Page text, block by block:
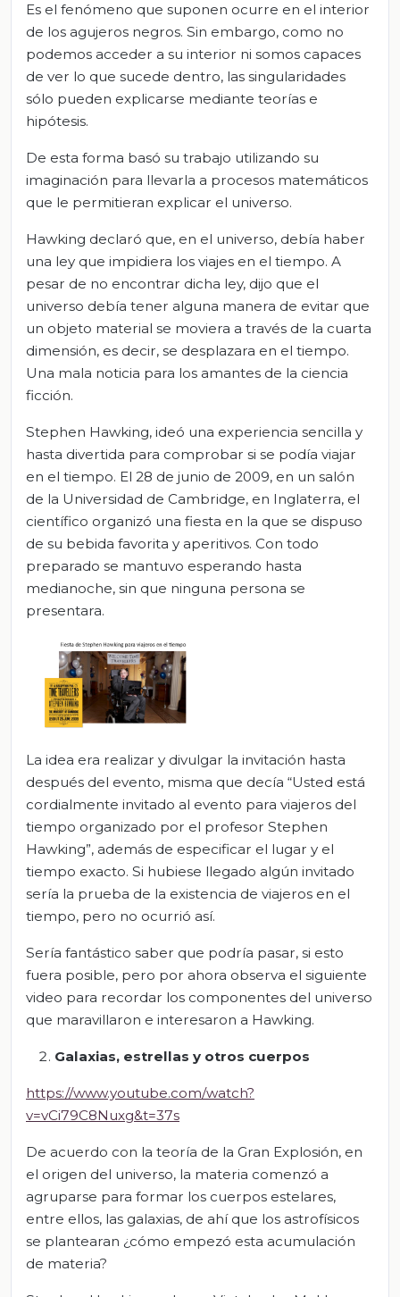
Es el fenómeno que suponen ocurre en el interior
de los agujeros negros. Sin embargo, como no
podemos acceder a su interior ni somos capaces
de ver lo que sucede dentro, las singularidades
sólo pueden explicarse mediante teorías e
hipótesis.
De esta forma basó su trabajo utilizando su
imaginación para llevarla a procesos matemáticos
que le permitieran explicar el universo.
Hawking declaró que, en el universo, debía haber
una ley que impidiera los viajes en el tiempo. A
pesar de no encontrar dicha ley, dijo que el
universo debía tener alguna manera de evitar que
un objeto material se moviera a través de la cuarta
dimensión, es decir, se desplazara en el tiempo.
Una mala noticia para los amantes de la ciencia
ficción.
Stephen Hawking, ideó una experiencia sencilla y
hasta divertida para comprobar si se podía viajar
en el tiempo. El 28 de junio de 2009, en un salón
de la Universidad de Cambridge, en Inglaterra, el
científico organizó una fiesta en la que se dispuso
de su bebida favorita y aperitivos. Con todo
preparado se mantuvo esperando hasta
medianoche, sin que ninguna persona se
presentara.
La idea era realizar y divulgar la invitación hasta
después del evento, misma que decía “Usted está
cordialmente invitado al evento para viajeros del
tiempo organizado por el profesor Stephen
Hawking”, además de especificar el lugar y el
tiempo exacto. Si hubiese llegado algún invitado
sería la prueba de la existencia de viajeros en el
tiempo, pero no ocurrió así.
Sería fantástico saber que podría pasar, si esto
fuera posible, pero por ahora observa el siguiente
video para recordar los componentes del universo
que maravillaron e interesaron a Hawking.
Galaxias, estrellas y otros cuerpos
https://www.youtube.com/watch?
v=vCi79C8Nuxg&t=37s
De acuerdo con la teoría de la Gran Explosión, en
el origen del universo, la materia comenzó a
agruparse para formar los cuerpos estelares,
entre ellos, las galaxias, de ahí que los astrofísicos
se plantearan ¿cómo empezó esta acumulación
de materia?